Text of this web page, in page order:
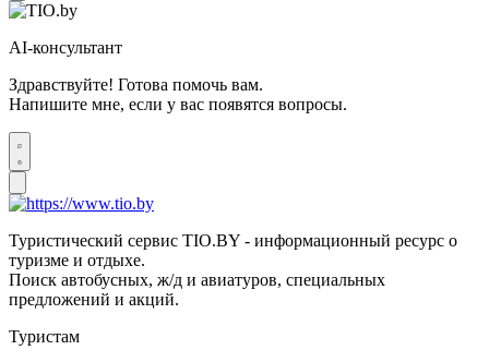
AI-консультант
Здравствуйте! Готова помочь вам.
Напишите мне, если у вас появятся вопросы.
Туристический сервис TIO.BY - информационный ресурс о
туризме и отдыхе.
Поиск автобусных, ж/д и авиатуров, специальных
предложений и акций.
Туристам